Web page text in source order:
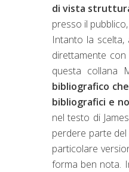
di vista
presso il
Intanto la scelta,
direttamente con
questa collana
bibliografico
bibliografici e
nel testo di
perdere parte
particolare
forma ben nota.